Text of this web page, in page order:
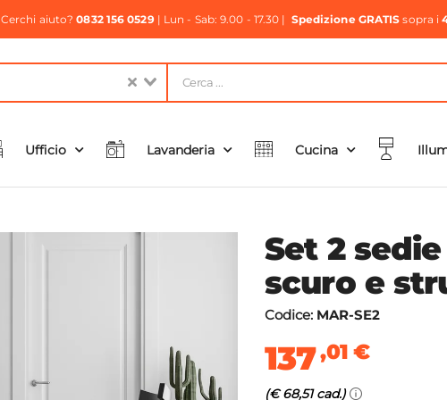
Cerchi aiuto?0832 156 0529| Lun - Sab: 9.00 - 17.30 | Spedizione GRATIS sopra i
Ufficio Lavanderia Cucina
Set 2
scuro e
Codice: MAR-SE2
137,01 €
(€ 68,51 cad.)